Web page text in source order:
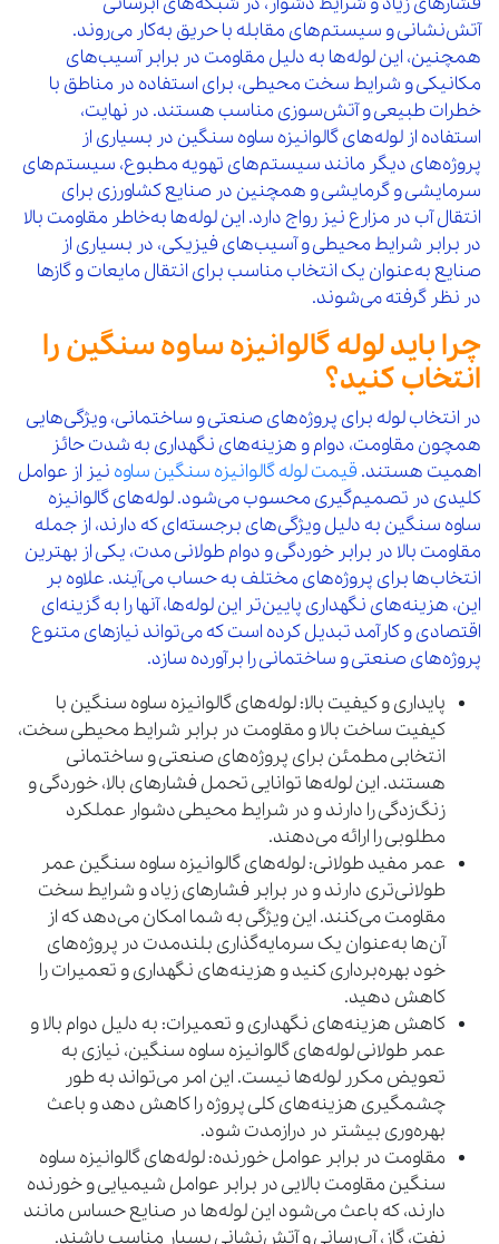
آتش‌نشانی و سیستم‌های مقابله با حریق به‌کار می‌روند.
همچنین، این لوله‌ها به دلیل مقاومت در برابر آسیب‌های
مکانیکی و شرایط سخت محیطی، برای استفاده در مناطق با
خطرات طبیعی و آتش‌سوزی مناسب هستند. در نهایت،
استفاده از لوله‌های گالوانیزه ساوه سنگین در بسیاری از
پروژه‌های دیگر مانند سیستم‌های تهویه مطبوع، سیستم‌های
سرمایشی و گرمایشی و همچنین در صنایع کشاورزی برای
انتقال آب در مزارع نیز رواج دارد. این لوله‌ها به‌خاطر مقاومت بالا
در برابر شرایط محیطی و آسیب‌های فیزیکی، در بسیاری از
صنایع به‌عنوان یک انتخاب مناسب برای انتقال مایعات و گازها
در نظر گرفته می‌شوند.
چرا باید لوله گالوانیزه ساوه سنگین را
انتخاب کنید؟
در انتخاب لوله برای پروژه‌های صنعتی و ساختمانی، ویژگی‌هایی
همچون مقاومت، دوام و هزینه‌های نگهداری به شدت حائز
اهمیت هستند.قیمت لوله گالوانیزه سنگین ساوه نیز از عوامل
کلیدی در تصمیم‌گیری محسوب می‌شود. لوله‌های گالوانیزه
ساوه سنگین به دلیل ویژگی‌های برجسته‌ای که دارند، از جمله
مقاومت بالا در برابر خوردگی و دوام طولانی مدت، یکی از بهترین
انتخاب‌ها برای پروژه‌های مختلف به حساب می‌آیند. علاوه بر
این، هزینه‌های نگهداری پایین‌تر این لوله‌ها، آنها را به گزینه‌ای
اقتصادی و کارآمد تبدیل کرده است که می‌تواند نیازهای متنوع
پروژه‌های صنعتی و ساختمانی را برآورده سازد.
پایداری و کیفیت بالا: لوله‌های گالوانیزه ساوه سنگین با
کیفیت ساخت بالا و مقاومت در برابر شرایط محیطی سخت،
انتخابی مطمئن برای پروژه‌های صنعتی و ساختمانی
هستند. این لوله‌ها توانایی تحمل فشارهای بالا، خوردگی و
زنگ‌زدگی را دارند و در شرایط محیطی دشوار عملکرد
مطلوبی را ارائه می‌دهند.
عمر مفید طولانی: لوله‌های گالوانیزه ساوه سنگین عمر
طولانی‌تری دارند و در برابر فشارهای زیاد و شرایط سخت
مقاومت می‌کنند. این ویژگی به شما امکان می‌دهد که از
آن‌ها به‌عنوان یک سرمایه‌گذاری بلندمدت در پروژه‌های
خود بهره‌برداری کنید و هزینه‌های نگهداری و تعمیرات را
کاهش دهید.
کاهش هزینه‌های نگهداری و تعمیرات: به دلیل دوام بالا و
عمر طولانی لوله‌های گالوانیزه ساوه سنگین، نیازی به
تعویض مکرر لوله‌ها نیست. این امر می‌تواند به طور
چشمگیری هزینه‌های کلی پروژه را کاهش دهد و باعث
بهره‌وری بیشتر در درازمدت شود.
مقاومت در برابر عوامل خورنده: لوله‌های گالوانیزه ساوه
سنگین مقاومت بالایی در برابر عوامل شیمیایی و خورنده
دارند، که باعث می‌شود این لوله‌ها در صنایع حساس مانند
نفت، گاز، آب‌رسانی و آتش‌نشانی بسیار مناسب باشند.